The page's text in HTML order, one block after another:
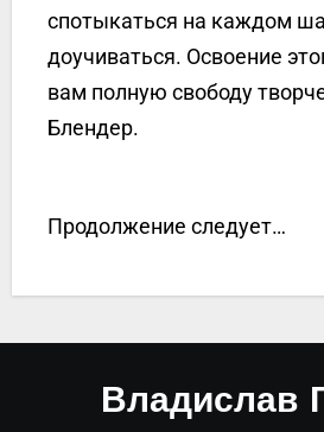
спотыкаться на каждом
доучиваться. Освоение
вам полную свободу
Блендер.
Продолжение следует…
Владислав